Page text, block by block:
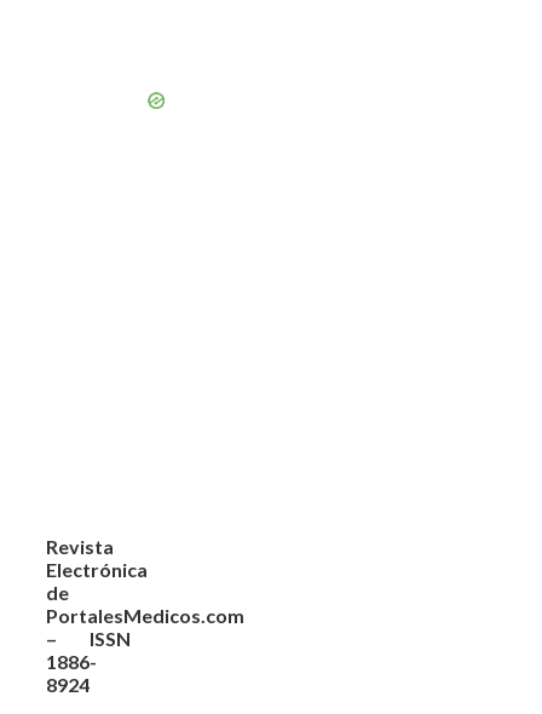
Revista
Electrónica
de
PortalesMedicos.com
– ISSN
1886-
8924